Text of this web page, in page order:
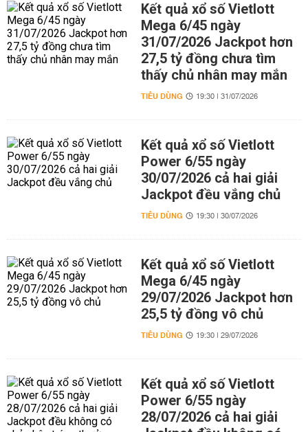
Kết quả xổ số Vietlott
Mega 6/45 ngày
31/07/2026 Jackpot hơn
27,5 tỷ đồng chưa tìm
thấy chủ nhân may mắn
TIÊU DÙNG 19:30 | 31/07/2026
Kết quả xổ số Vietlott
Power 6/55 ngày
30/07/2026 cả hai giải
Jackpot đều vắng chủ
TIÊU DÙNG 19:30 | 30/07/2026
Kết quả xổ số Vietlott
Mega 6/45 ngày
29/07/2026 Jackpot hơn
25,5 tỷ đồng vô chủ
TIÊU DÙNG 19:30 | 29/07/2026
Kết quả xổ số Vietlott
Power 6/55 ngày
28/07/2026 cả hai giải